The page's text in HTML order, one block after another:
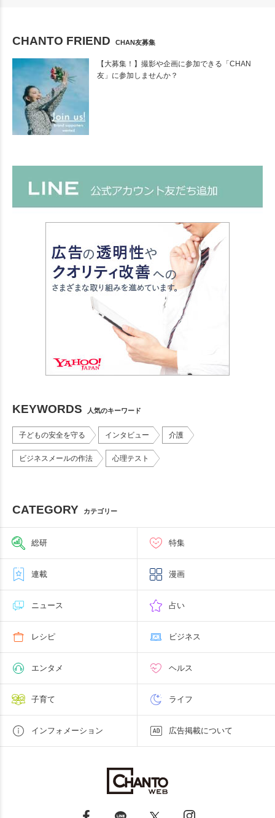
CHANTO FRIEND CHAN友募集
【大募集！】撮影や企画に参加できる「CHAN
友」に参加しませんか？
KEYWORDS 人気のキーワード
子どもの安全を守る インタビュー 介護
ビジネスメールの作法 心理テスト
CATEGORY カテゴリー
総研 特集
連載 漫画
ニュース 占い
レシピ ビジネス
エンタメ ヘルス
子育て ライフ
インフォメーション 広告掲載について